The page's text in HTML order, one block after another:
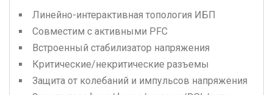
Линейно-интерактивная топология ИБП
Совместим с активными PFC
Встроенный стабилизатор напряжения
Критические/некритические разъемы
Защита от колебаний и импульсов напряжения